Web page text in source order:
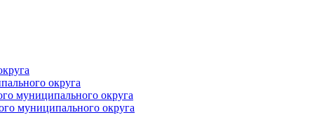
округа
муниципального округа
муниципального округа